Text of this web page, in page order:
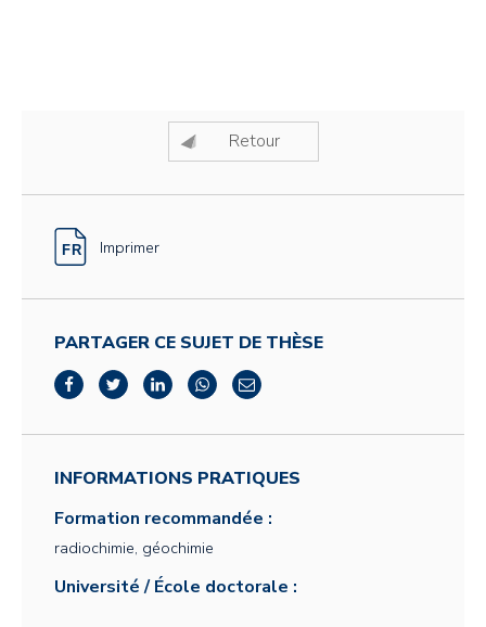
Retour
Imprimer
PARTAGER CE SUJET DE THÈSE
INFORMATIONS PRATIQUES
Formation recommandée :
radiochimie, géochimie
Université / École doctorale :